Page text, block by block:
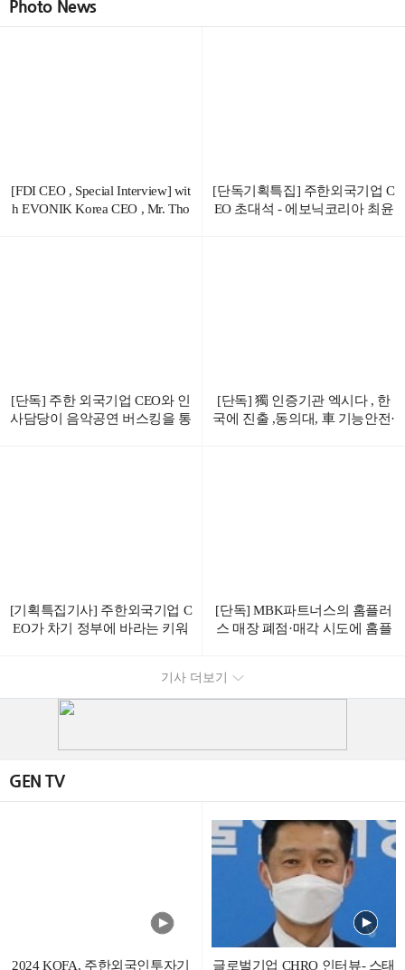
Photo News
[FDI CEO , Special Interview] wit
h EVONIK Korea CEO , Mr. Tho
[단독기획특집] 주한외국기업 C
EO 초대석 - 에보닉코리아 최윤
[단독] 주한 외국기업 CEO와 인
사담당이 음악공연 버스킹을 통
[단독] 獨 인증기관 엑시다 , 한
국에 진출 ,동의대, 車 기능안전·
[기획특집기사] 주한외국기업 C
EO가 차기 정부에 바라는 키워
[단독] MBK파트너스의 홈플러
스 매장 폐점·매각 시도에 홈플
기사 더보기
GEN TV
2024 KOFA, 주한외국인투자기
글로벌기업 CHRO 인터뷰- 스태